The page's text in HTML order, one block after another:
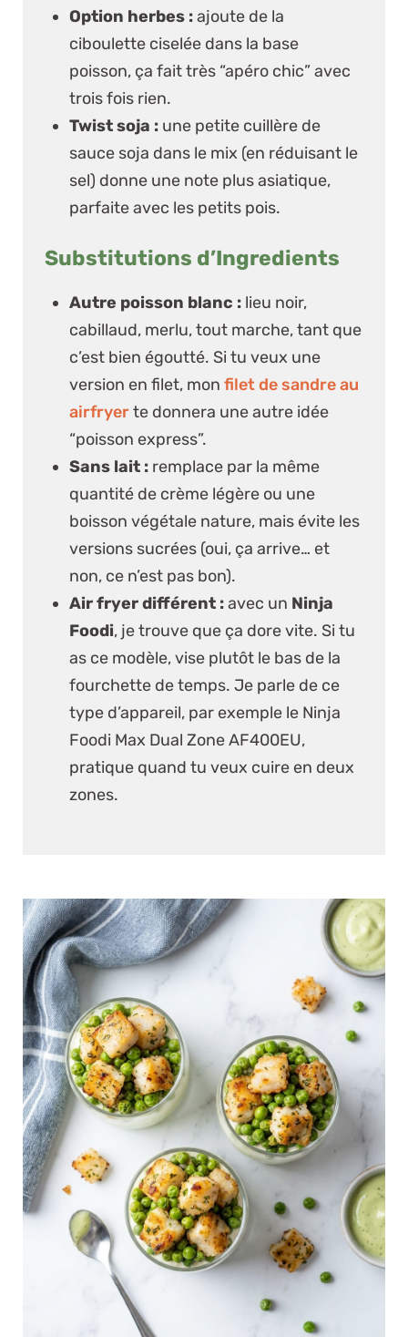
Option herbes :ajoute de la
ciboulette ciselée dans la base
poisson, ça fait très “apéro chic” avec
trois fois rien.
Twist soja : une petite cuillère de
sauce soja dans le mix (en réduisant le
sel) donne une note plus asiatique,
parfaite avec les petits pois.
Substitutions d’Ingredients
Autre poisson blanc : lieu noir,
cabillaud, merlu, tout marche, tant que
c’est bien égoutté. Si tu veux une
version en filet, mon filet de sandre au
airfryerte donnera une autre idée
“poisson express”.
Sans lait : remplace par la même
quantité de crème légère ou une
boisson végétale nature, mais évite les
versions sucrées (oui, ça arrive… et
non, ce n’est pas bon).
Air fryer différent :avec un Ninja
Foodi, je trouve que ça dore vite. Si tu
as ce modèle, vise plutôt le bas de la
fourchette de temps. Je parle de ce
type d’appareil, par exemple le Ninja
Foodi Max Dual Zone AF400EU,
pratique quand tu veux cuire en deux
zones.